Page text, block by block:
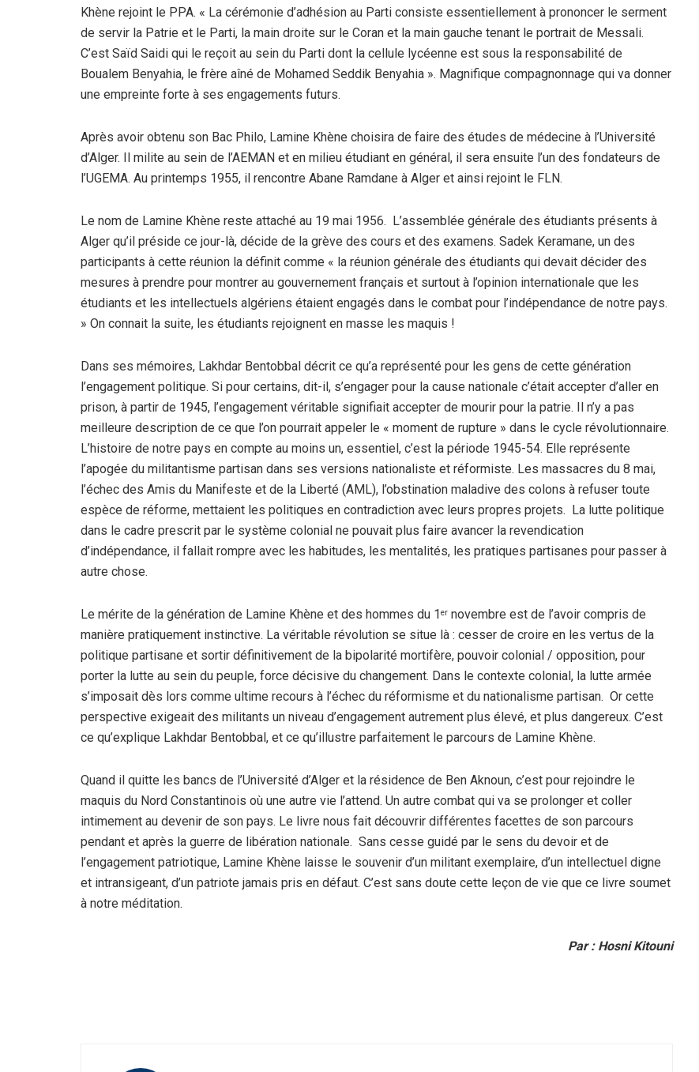
Khène rejoint le PPA. « La cérémonie d’adhésion au Parti consiste essentiellement à prononcer le serment
de servir la Patrie et le Parti, la main droite sur le Coran et la main gauche tenant le portrait de Messali.
C’est Saïd Saidi qui le reçoit au sein du Parti dont la cellule lycéenne est sous la responsabilité de
Boualem Benyahia, le frère aîné de Mohamed Seddik Benyahia ». Magnifique compagnonnage qui va donner
une empreinte forte à ses engagements futurs.
Après avoir obtenu son Bac Philo, Lamine Khène choisira de faire des études de médecine à l’Université
d’Alger. Il milite au sein de l’AEMAN et en milieu étudiant en général, il sera ensuite l’un des fondateurs de
l’UGEMA. Au printemps 1955, il rencontre Abane Ramdane à Alger et ainsi rejoint le FLN.
Le nom de Lamine Khène reste attaché au 19 mai 1956. L’assemblée générale des étudiants présents à
Alger qu’il préside ce jour-là, décide de la grève des cours et des examens. Sadek Keramane, un des
participants à cette réunion la définit comme « la réunion générale des étudiants qui devait décider des
mesures à prendre pour montrer au gouvernement français et surtout à l’opinion internationale que les
étudiants et les intellectuels algériens étaient engagés dans le combat pour l’indépendance de notre pays.
» On connait la suite, les étudiants rejoignent en masse les maquis !
Dans ses mémoires, Lakhdar Bentobbal décrit ce qu’a représenté pour les gens de cette génération
l’engagement politique. Si pour certains, dit-il, s’engager pour la cause nationale c’était accepter d’aller en
prison, à partir de 1945, l’engagement véritable signifiait accepter de mourir pour la patrie. Il n’y a pas
meilleure description de ce que l’on pourrait appeler le « moment de rupture » dans le cycle révolutionnaire.
L’histoire de notre pays en compte au moins un, essentiel, c’est la période 1945-54. Elle représente
l’apogée du militantisme partisan dans ses versions nationaliste et réformiste. Les massacres du 8 mai,
l’échec des Amis du Manifeste et de la Liberté (AML), l’obstination maladive des colons à refuser toute
espèce de réforme, mettaient les politiques en contradiction avec leurs propres projets. La lutte politique
dans le cadre prescrit par le système colonial ne pouvait plus faire avancer la revendication
d’indépendance, il fallait rompre avec les habitudes, les mentalités, les pratiques partisanes pour passer à
autre chose.
Le mérite de la génération de Lamine Khène et des hommes du 1er novembre est de l’avoir compris de
manière pratiquement instinctive. La véritable révolution se situe là : cesser de croire en les vertus de la
politique partisane et sortir définitivement de la bipolarité mortifère, pouvoir colonial / opposition, pour
porter la lutte au sein du peuple, force décisive du changement. Dans le contexte colonial, la lutte armée
s’imposait dès lors comme ultime recours à l’échec du réformisme et du nationalisme partisan. Or cette
perspective exigeait des militants un niveau d’engagement autrement plus élevé, et plus dangereux. C’est
ce qu’explique Lakhdar Bentobbal, et ce qu’illustre parfaitement le parcours de Lamine Khène.
Quand il quitte les bancs de l’Université d’Alger et la résidence de Ben Aknoun, c’est pour rejoindre le
maquis du Nord Constantinois où une autre vie l’attend. Un autre combat qui va se prolonger et coller
intimement au devenir de son pays. Le livre nous fait découvrir différentes facettes de son parcours
pendant et après la guerre de libération nationale. Sans cesse guidé par le sens du devoir et de
l’engagement patriotique, Lamine Khène laisse le souvenir d’un militant exemplaire, d’un intellectuel digne
et intransigeant, d’un patriote jamais pris en défaut. C’est sans doute cette leçon de vie que ce livre soumet
à notre méditation.
Par : Hosni Kitouni